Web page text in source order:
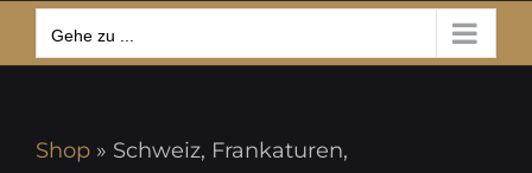
Gehe zu ...
Shop » Schweiz, Frankaturen,